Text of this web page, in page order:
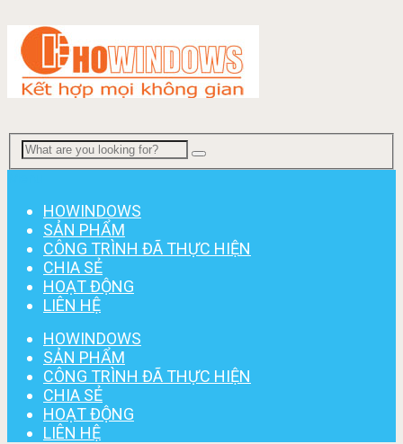
HOWINDOWS
SẢN PHẨM
CÔNG TRÌNH ĐÃ THỰC HIỆN
CHIA SẺ
HOẠT ĐỘNG
LIÊN HỆ
HOWINDOWS
SẢN PHẨM
CÔNG TRÌNH ĐÃ THỰC HIỆN
CHIA SẺ
HOẠT ĐỘNG
LIÊN HỆ